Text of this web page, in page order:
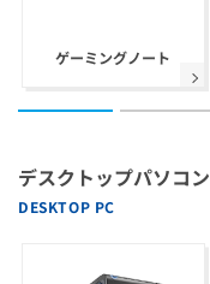
ゲーミングノート
デスクトップパソコン
DESKTOP PC